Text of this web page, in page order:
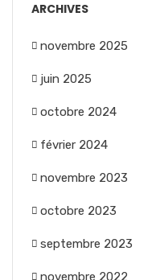
ARCHIVES
novembre 2025
juin 2025
octobre 2024
février 2024
novembre 2023
octobre 2023
septembre 2023
novembre 2022